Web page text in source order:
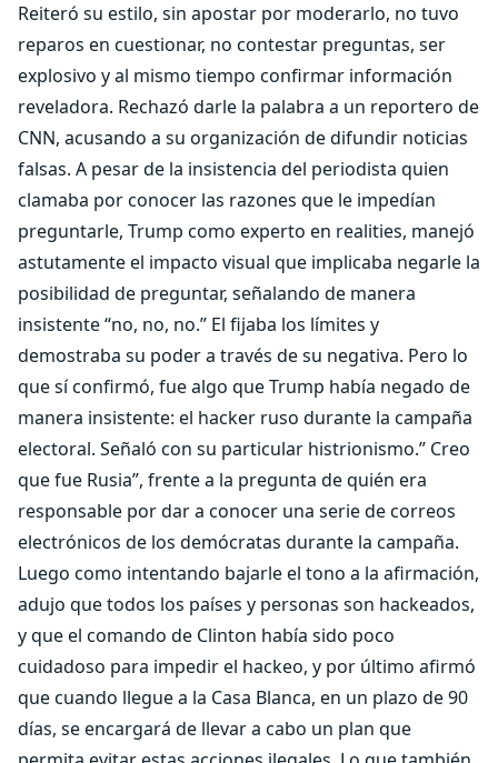
Reiteró su estilo, sin apostar por moderarlo, no tuvo
reparos en cuestionar, no contestar preguntas, ser
explosivo y al mismo tiempo confirmar información
reveladora. Rechazó darle la palabra a un reportero de
CNN, acusando a su organización de difundir noticias
falsas. A pesar de la insistencia del periodista quien
clamaba por conocer las razones que le impedían
preguntarle, Trump como experto en realities, manejó
astutamente el impacto visual que implicaba negarle la
posibilidad de preguntar, señalando de manera
insistente “no, no, no.” El fijaba los límites y
demostraba su poder a través de su negativa. Pero lo
que sí confirmó, fue algo que Trump había negado de
manera insistente: el hacker ruso durante la campaña
electoral. Señaló con su particular histrionismo.” Creo
que fue Rusia”, frente a la pregunta de quién era
responsable por dar a conocer una serie de correos
electrónicos de los demócratas durante la campaña.
Luego como intentando bajarle el tono a la afirmación,
adujo que todos los países y personas son hackeados,
y que el comando de Clinton había sido poco
cuidadoso para impedir el hackeo, y por último afirmó
que cuando llegue a la Casa Blanca, en un plazo de 90
días, se encargará de llevar a cabo un plan que